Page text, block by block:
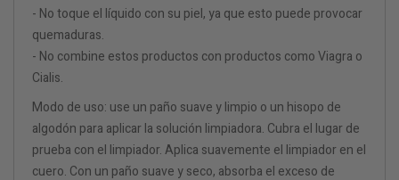
- No toque el líquido con su piel, ya que esto puede provocar
quemaduras.
- No combine estos productos con productos como Viagra o
Cialis.
Modo de uso: use un paño suave y limpio o un hisopo de
algodón para aplicar la solución limpiadora. Cubra el lugar de
prueba con el limpiador. Aplica suavemente el limpiador en el
cuero. Con un paño suave y seco, absorba el exceso de